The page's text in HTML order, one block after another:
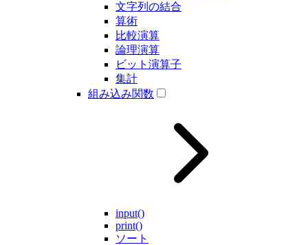
文字列の結合
算術
比較演算
論理演算
ビット演算子
集計
組み込み関数
input()
print()
ソート